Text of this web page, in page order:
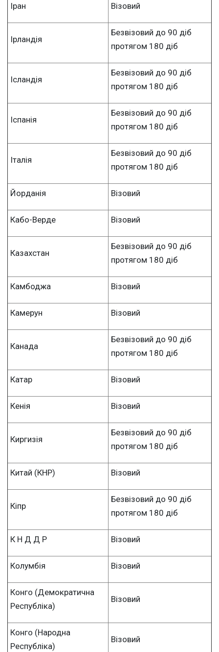
Іран Візовий
Ірландія
Безвізовий до 90 діб
протягом 180 діб
Ісландія
Безвізовий до 90 діб
протягом 180 діб
Іспанія
Безвізовий до 90 діб
протягом 180 діб
Італія
Безвізовий до 90 діб
протягом 180 діб
Йорданія Візовий
Кабо-Верде Візовий
Казахстан
Безвізовий до 90 діб
протягом 180 діб
Камбоджа Візовий
Камерун Візовий
Канада
Безвізовий до 90 діб
протягом 180 діб
Катар Візовий
Кенія Візовий
Киргизія
Безвізовий до 90 діб
протягом 180 діб
Китай (КНР) Візовий
Кіпр
Безвізовий до 90 діб
протягом 180 діб
К Н Д Д Р Візовий
Колумбія Візовий
Конго (Демократична
Республіка)
Візовий
Конго (Народна
Республіка)
Візовий